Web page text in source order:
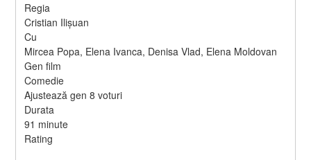
Regia
Cristian Ilișuan
Cu
Mircea Popa, Elena Ivanca, Denisa Vlad, Elena Moldovan
Gen film
Comedie
Ajustează gen 8 voturi
Durata
91 minute
Rating